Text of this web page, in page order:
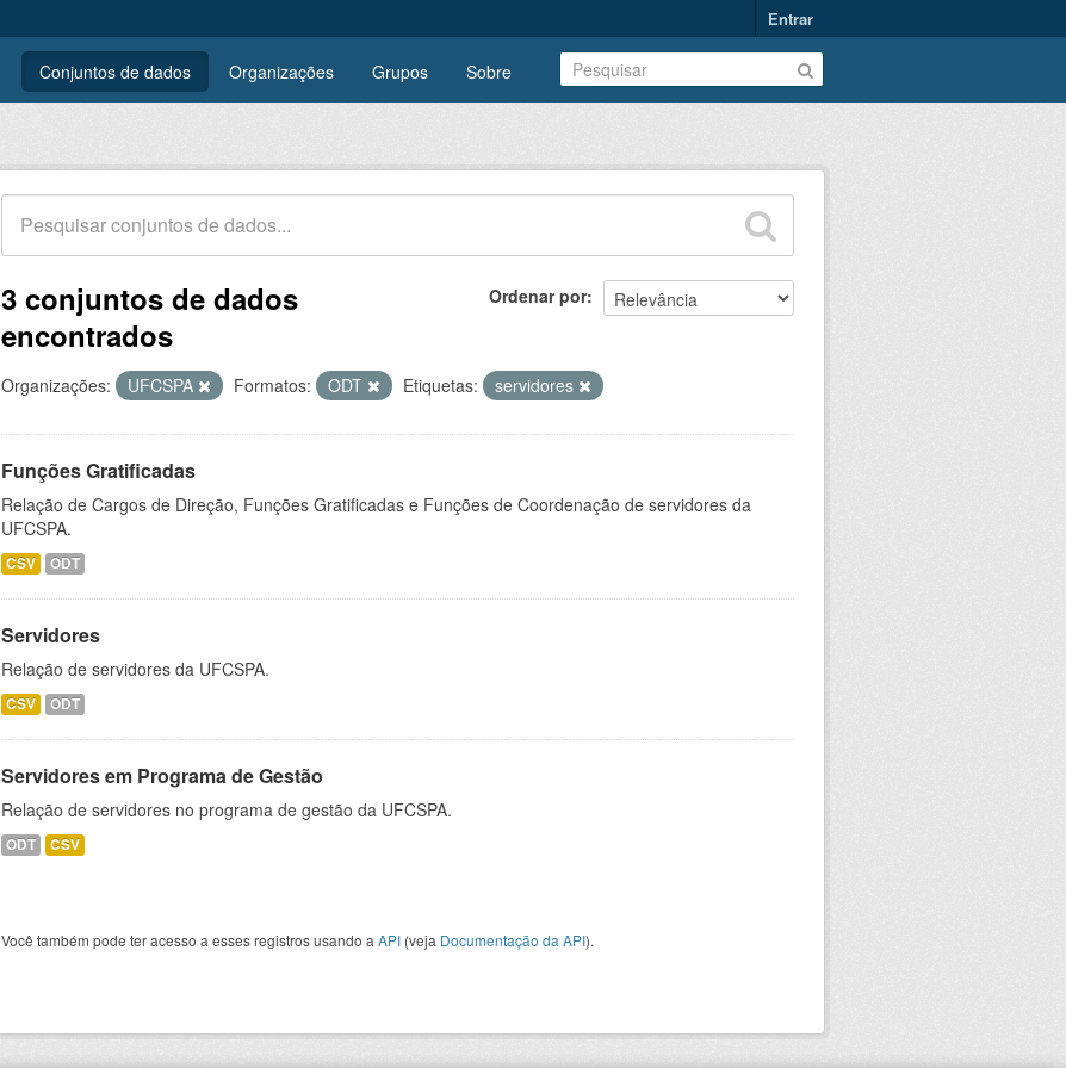
Entrar
Conjuntos de dados Organizações Grupos Sobre
Ordenar por
3 conjuntos de dados
encontrados
Organizações: UFCSPA Formatos: ODT Etiquetas: servidores
Funções Gratificadas
Relação de Cargos de Direção, Funções Gratificadas e Funções de Coordenação de servidores da
UFCSPA.
CSV ODT
Servidores
Relação de servidores da UFCSPA.
CSV ODT
Servidores em Programa de Gestão
Relação de servidores no programa de gestão da UFCSPA.
ODT CSV
Você também pode ter acesso a esses registros usando a API (veja Documentação da API).